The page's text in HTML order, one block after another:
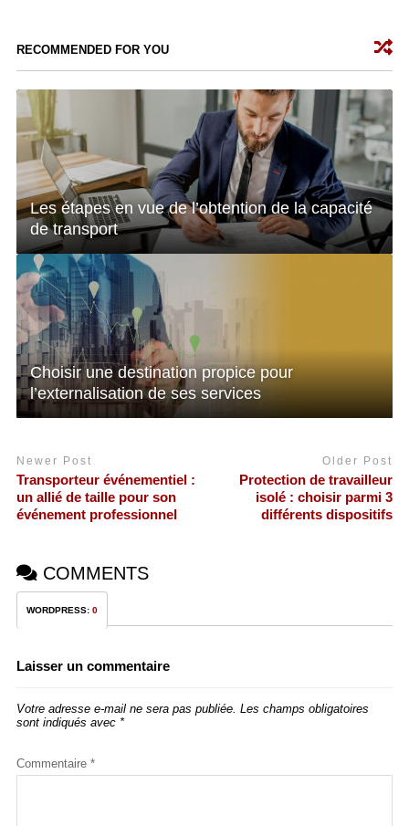
RECOMMENDED FOR YOU
Les étapes en vue de l’obtention de la capacité
de transport
Choisir une destination propice pour
l’externalisation de ses services
Newer Post
Transporteur événementiel :
un allié de taille pour son
événement professionnel
Older Post
Protection de travailleur
isolé : choisir parmi 3
différents dispositifs
COMMENTS
WORDPRESS: 0
Laisser un commentaire
Votre adresse e-mail ne sera pas publiée. Les champs obligatoires
sont indiqués avec *
Commentaire *